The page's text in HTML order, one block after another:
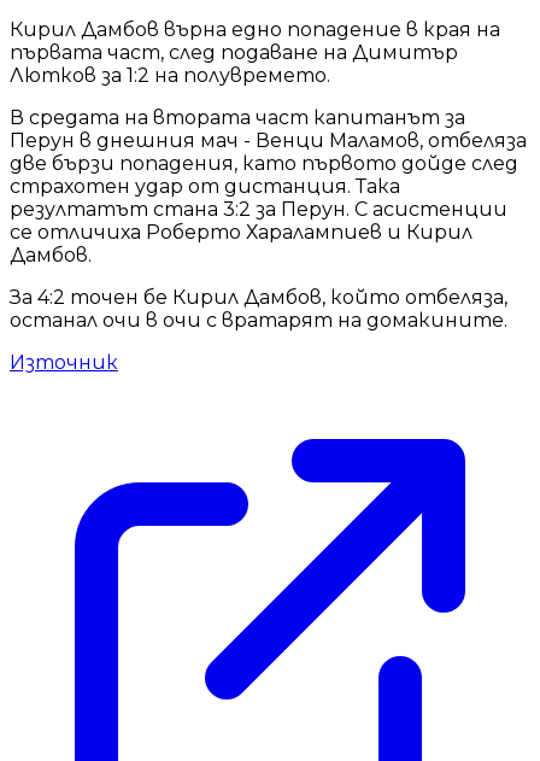
Кирил Дамбов върна едно попадение в края на
първата част, след подаване на Димитър
Лютков за 1:2 на полувремето.
В средата на втората част капитанът за
Перун в днешния мач - Венци Маламов, отбеляза
две бързи попадения, като първото дойде след
страхотен удар от дистанция. Така
резултатът стана 3:2 за Перун. С асистенции
се отличиха Роберто Харалампиев и Кирил
Дамбов.
За 4:2 точен бе Кирил Дамбов, който отбеляза,
останал очи в очи с вратарят на домакините.
Източник